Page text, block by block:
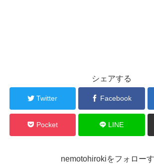
シェアする
Twitter Facebook
Pocket LINE
nemotohirokiをフォロー